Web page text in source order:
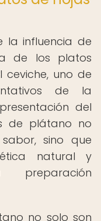
la influencia de
de los platos
ceviche, uno de
de la
del
de plátano no
sino que
natural y
no solo son